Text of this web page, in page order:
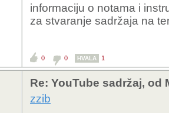
informaciju o notama i
za stvaranje sadržaja na
0 0 HVALA 1
Re: YouTube sadržaj, od
zzib